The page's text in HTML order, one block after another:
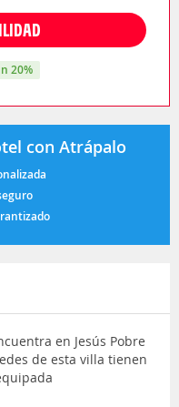
20%
con Atrápalo
en Jesús Pobre
de esta villa tienen